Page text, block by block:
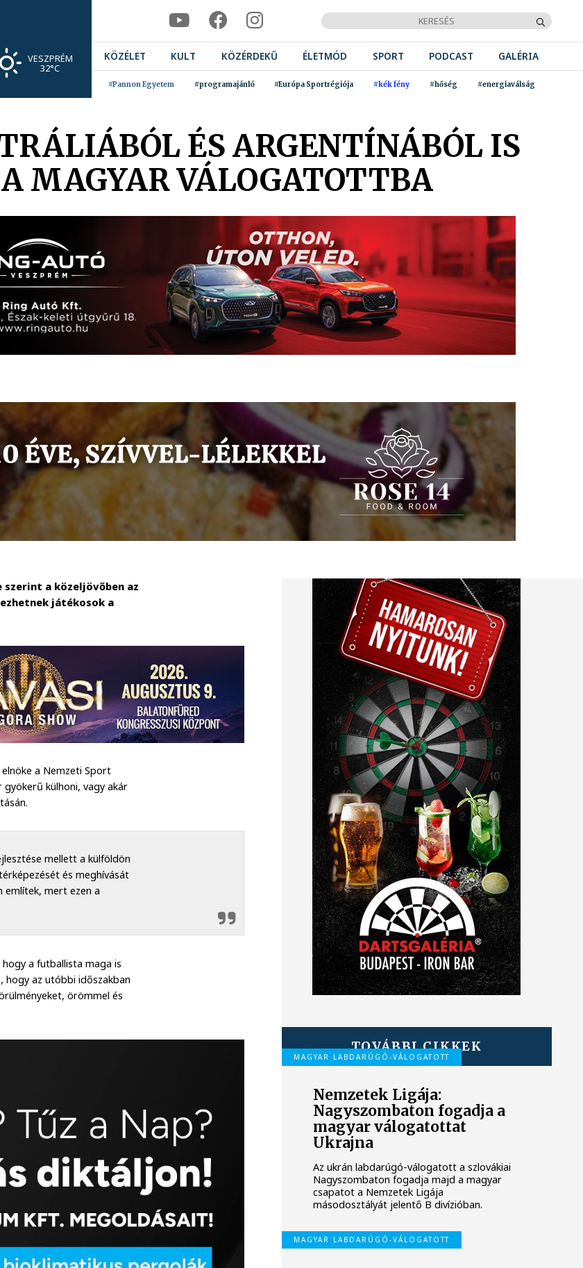
VESZPRÉM
32°C
KÖZÉLET KULT KÖZÉRDEKŰ ÉLETMÓD SPORT PODCAST GALÉRIA
#Pannon Egyetem #programajánló #Európa Sportrégiója #kék fény #hőség #energiaválság
ÉS ARGENTÍNÁBÓL IS
MAGYAR VÁLOGATOTTBA
szerint a közeljövőben az
játékosok a
a Nemzeti Sport
külhoni, vagy akár
mellett a külföldön
és meghívását
említek, mert ezen a
a futballista maga is
hogy az utóbbi időszakban
örömmel és
TOVÁBBI CIKKEK
MAGYAR LABDARÚGÓ-VÁLOGATOTT
Nemzetek Ligája:
Nagyszombaton fogadja a
magyar válogatottat
Ukrajna
Az ukrán labdarúgó-válogatott a szlovákiai
Nagyszombaton fogadja majd a magyar
csapatot a Nemzetek Ligája
másodosztályát jelentő B divízióban.
MAGYAR LABDARÚGÓ-VÁLOGATOTT